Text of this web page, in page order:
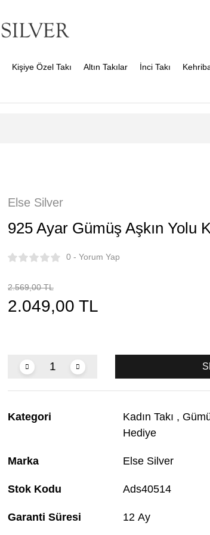
Kişiye Özel Takı Altın Takılar İnci Takı
Else Silver
925 Ayar Gümüş Aşkın Yolu
0 - Yorum Yap
2.569,00 TL
2.049,00 TL
Kategori Kadın Takı ,
Hediye
Marka Else Silver
Stok Kodu Ads40514
Garanti Süresi 12 Ay